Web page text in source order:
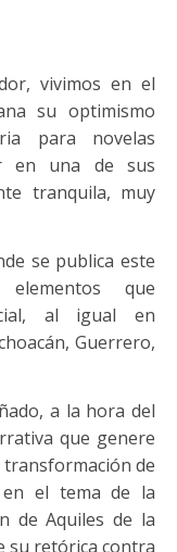
vivimos en el
su optimismo
para novelas
en una de sus
tranquila, muy
se publica este
que
al igual en
Guerrero,
a la hora del
que genere
de
en el tema de la
de Aquiles de la
su retórica contra